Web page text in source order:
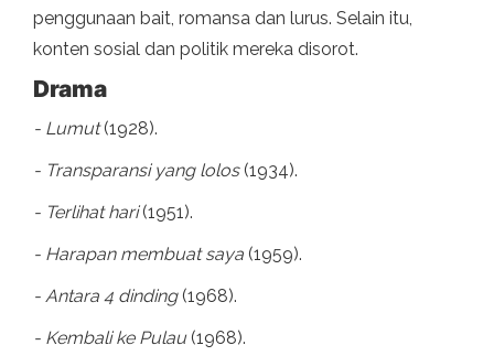
penggunaan bait, romansa dan lurus. Selain itu,
konten sosial dan politik mereka disorot.
Drama
- Lumut(1928).
- Transparansi yang lolos(1934).
- Terlihat hari(1951).
- Harapan membuat saya (1959).
- Antara 4 dinding(1968).
- Kembali ke Pulau (1968).